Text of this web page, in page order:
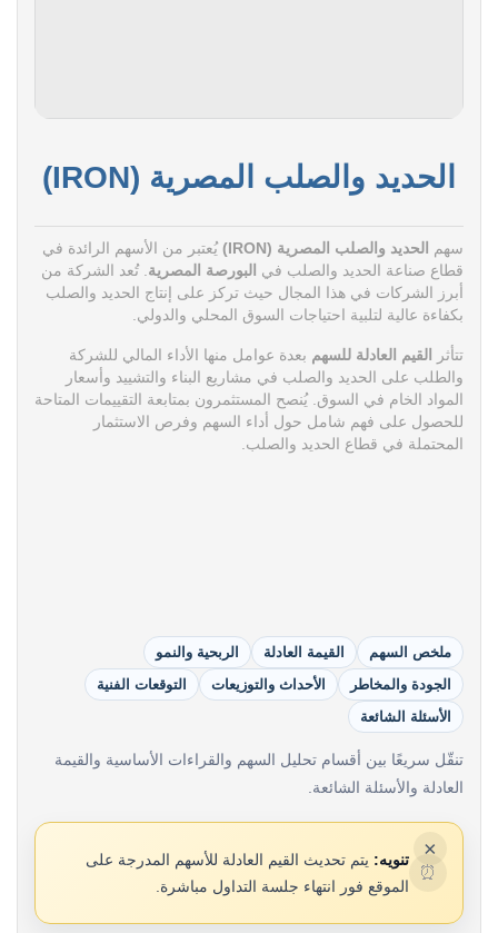
الحديد والصلب المصرية (IRON)
سهم الحديد والصلب المصرية (IRON)
يُعتبر من الأسهم الرائدة في
قطاع صناعة الحديد والصلب في البورصة المصرية. تُعد الشركة من
أبرز الشركات في هذا المجال حيث تركز على إنتاج الحديد والصلب
بكفاءة عالية لتلبية احتياجات السوق المحلي والدولي.
تتأثر القيم العادلة للسهم بعدة عوامل منها الأداء المالي للشركة
والطلب على الحديد والصلب في مشاريع البناء والتشييد وأسعار
المواد الخام في السوق. يُنصح المستثمرون بمتابعة التقييمات المتاحة
للحصول على فهم شامل حول أداء السهم وفرص الاستثمار
المحتملة في قطاع الحديد والصلب.
ملخص السهم القيمة العادلة
الربحية والنمو
الجودة والمخاطر
الأحداث والتوزيعات
التوقعات الفنية
الأسئلة الشائعة
تنقّل سريعًا بين أقسام تحليل السهم والقراءات الأساسية والقيمة
العادلة والأسئلة الشائعة.
×
⏰
تنويه: يتم تحديث القيم العادلة للأسهم المدرجة على
الموقع فور انتهاء جلسة التداول مباشرة.